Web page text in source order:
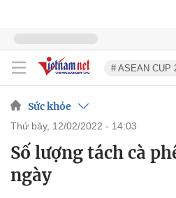
# ASEAN CUP
Sức khỏe
thứ bảy, 12/02/2022 - 14:03
Số lượng tách cà
ngày